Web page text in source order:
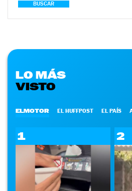
BUSCAR
LO MÁS
VISTO
ELMOTOR EL HUFFPOST EL PAÍS
1 2